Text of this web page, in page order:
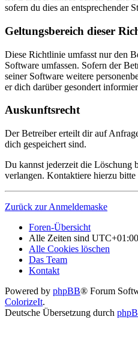
sofern du dies an entsprechender
Geltungsbereich dieser
Diese Richtlinie umfasst nur den
Software umfassen. Sofern der
seiner Software weitere
er dich darüber gesondert
Auskunftsrecht
Der Betreiber erteilt dir auf
dich gespeichert sind.
Du kannst jederzeit die Löschung
verlangen. Kontaktiere hierzu bitte
Zurück zur Anmeldemaske
Foren-Übersicht
Alle Zeiten sind UTC+01:00
Alle Cookies löschen
Das Team
Kontakt
Powered by phpBB® Forum
ColorizeIt.
Deutsche Übersetzung durch